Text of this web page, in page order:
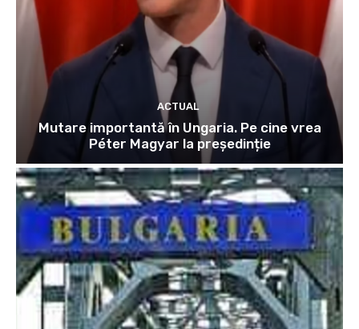
ACTUAL
Mutare importantă în Ungaria. Pe cine vrea
Péter Magyar la președinție